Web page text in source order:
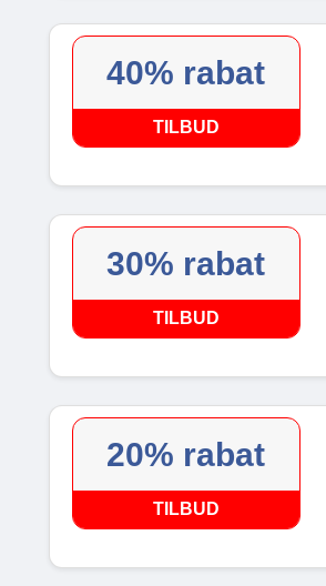
40% rabat
TILBUD
30% rabat
TILBUD
20% rabat
TILBUD